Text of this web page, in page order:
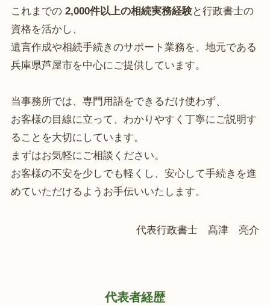
これまでの 2,000件以上の相続実務経験と行政書士の
資格を活かし、
遺言作成や相続手続きのサポート業務を、地元である
兵庫県芦屋市を中心にご提供しています。
当事務所では、専門用語をできるだけ使わず、
お客様の目線に立って、わかりやすく丁寧にご説明す
ることを大切にしています。
まずはお気軽にご相談ください。
お客様の不安を少しでも軽くし、安心して手続きを進
めていただけるようお手伝いいたします。
代表行政書士 髙津 亮介
代表者経歴